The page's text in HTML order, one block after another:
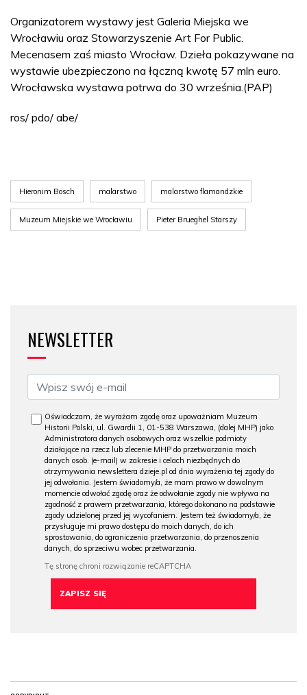
Organizatorem wystawy jest Galeria Miejska we
Wrocławiu oraz Stowarzyszenie Art For Public.
Mecenasem zaś miasto Wrocław. Dzieła pokazywane na
wystawie ubezpieczono na łączną kwotę 57 mln euro.
Wrocławska wystawa potrwa do 30 września.(PAP)
ros/ pdo/ abe/
Hieronim Bosch malarstwo malarstwo flamandzkie
Muzeum Miejskie we Wrocławiu Pieter Brueghel Starszy
NEWSLETTER
Oświadczam, że wyrażam zgodę oraz upoważniam Muzeum
Historii Polski, ul. Gwardii 1, 01-538 Warszawa, (dalej MHP) jako
Administratora danych osobowych oraz wszelkie podmioty
działające na rzecz lub zlecenie MHP do przetwarzania moich
danych osob. (e-mail) w zakresie i celach niezbędnych do
otrzymywania newslettera dzieje.pl od dnia wyrażenia tej zgody do
jej odwołania. Jestem świadomy/a, że mam prawo w dowolnym
momencie odwołać zgodę oraz że odwołanie zgody nie wpływa na
zgodność z prawem przetwarzania, którego dokonano na podstawie
zgody udzielonej przed jej wycofaniem. Jestem też świadomy/a, że
przysługuje mi prawo dostępu do moich danych, do ich
sprostowania, do ograniczenia przetwarzania, do przenoszenia
danych, do sprzeciwu wobec przetwarzania.